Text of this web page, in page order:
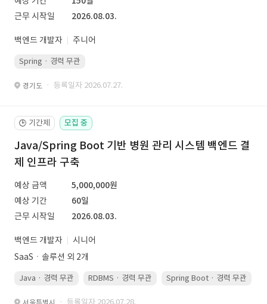
근무 시작일
2026.08.03.
백엔드 개발자 주니어
Spring · 경력 무관
경기도 · 등록일자 2026.07.27.
🕒 기간제 모집 중
Java/Spring Boot 기반 병원 관리 시스템 백엔드 결
제 인프라 구축
예상 금액
5,000,000원
예상 기간
60일
근무 시작일
2026.08.03.
백엔드 개발자
시니어
SaaSㆍ솔루션 외 2개
Java · 경력 무관 RDBMS · 경력 무관 Spring Boot · 경력 무관
서울특별시 · 등록일자 2026.07.28.